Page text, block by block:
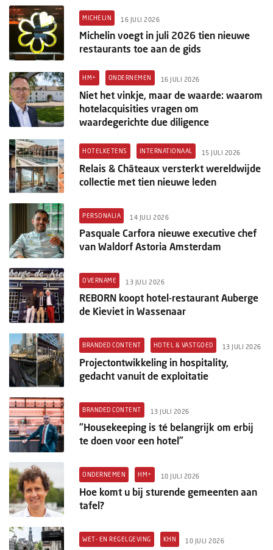
MICHELIN 16 JULI 2026
Michelin voegt in juli 2026 tien nieuwe
restaurants toe aan de gids
HM+ ONDERNEMEN 16 JULI 2026
Niet het vinkje, maar de waarde: waarom
hotelacquisities vragen om
waardegerichte due diligence
HOTELKETENS INTERNATIONAAL 15 JULI 2026
Relais & Châteaux versterkt wereldwijde
collectie met tien nieuwe leden
PERSONALIA 14 JULI 2026
Pasquale Carfora nieuwe executive chef
van Waldorf Astoria Amsterdam
OVERNAME 13 JULI 2026
REBORN koopt hotel-restaurant Auberge
de Kieviet in Wassenaar
BRANDED CONTENT HOTEL & VASTGOED 13 JULI 2026
Projectontwikkeling in hospitality,
gedacht vanuit de exploitatie
BRANDED CONTENT 13 JULI 2026
“Housekeeping is té belangrijk om erbij
te doen voor een hotel”
ONDERNEMEN HM+ 10 JULI 2026
Hoe komt u bij sturende gemeenten aan
tafel?
WET- EN REGELGEVING KHN 10 JULI 2026